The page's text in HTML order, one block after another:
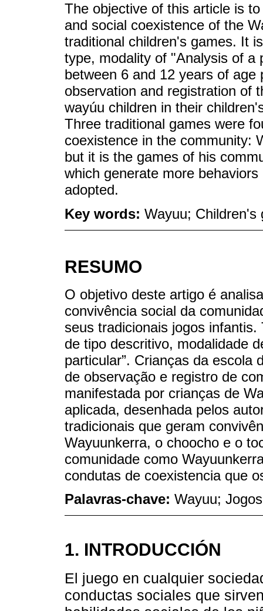
The objective of this article is
and social coexistence of the
traditional children's games. It
type, modality of "Analysis of a
between 6 and 12 years of
observation and registration of
wayúu children in their
Three traditional games were
coexistence in the community:
but it is the games of his
which generate more
adopted.
Key words: Wayuu; Children's
RESUMO
O objetivo deste artigo é
convivência social da
seus tradicionais jogos
de tipo descritivo, modalidade
particular”. Crianças da escola
de observação e registro de
manifestada por crianças de
aplicada, desenhada pelos
tradicionais que geram
Wayuunkerra, o choocho e o
comunidade como
condutas de coexistencia que
Palavras-chave: Wayuu;
1. INTRODUCCIÓN
El juego en cualquier
conductas sociales que